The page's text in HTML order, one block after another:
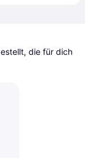
die für dich